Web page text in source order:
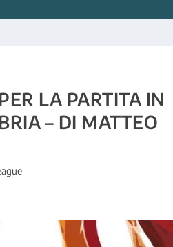
LA PARTITA IN
– DI MATTEO